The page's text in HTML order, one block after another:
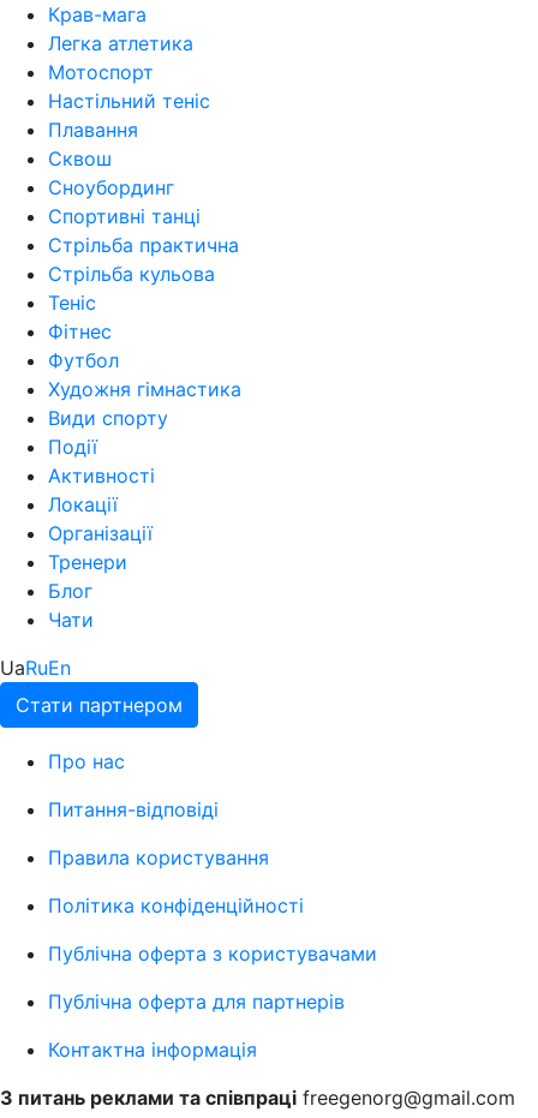
Крав-мага
Легка атлетика
Мотоспорт
Настільний теніс
Плавання
Сквош
Сноубординг
Спортивні танці
Стрільба практична
Стрільба кульова
Теніс
Фітнес
Футбол
Художня гімнастика
Види спорту
Події
Активності
Локації
Організації
Тренери
Блог
Чати
UaRuEn
Стати партнером
Про нас
Питання-відповіді
Правила користування
Політика конфіденційності
Публічна оферта з користувачами
Публічна оферта для партнерів
Контактна інформація
З питань реклами та співпраці freegenorg@gmail.com